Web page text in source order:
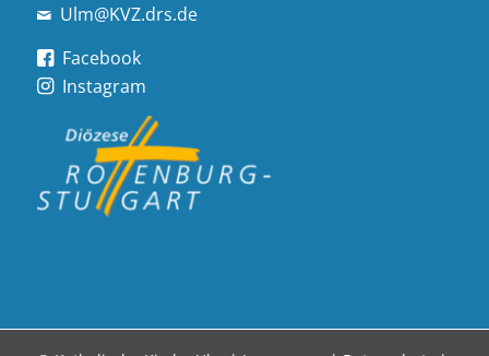
Ulm@KVZ.drs.de
Facebook
Instagram